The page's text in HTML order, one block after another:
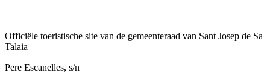
Officiële toeristische site van de gemeenteraad van Sant Josep de Sa
Talaia
Pere Escanelles, s/n